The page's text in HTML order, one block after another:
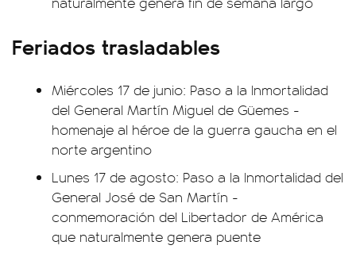
Feriados trasladables
Miércoles 17 de junio: Paso a la Inmortalidad
del General Martín Miguel de Güemes -
homenaje al héroe de la guerra gaucha en el
norte argentino
Lunes 17 de agosto: Paso a la Inmortalidad del
General José de San Martín -
conmemoración del Libertador de América
que naturalmente genera puente